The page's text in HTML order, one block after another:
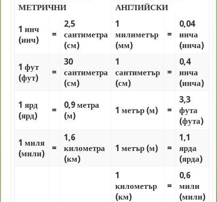
МЕТРИЧНИ
АНГЛИЙСКИ
1 инч
(инч)
=
2,5
сантиметра
(см)
1
милиметър
(мм)
=
0,04
инча
(инча)
1 фут
(фут)
=
30
сантиметра
(см)
1
сантиметър
(см)
=
0,4
инча
(инча)
1 ярд
(ярд)
=
0,9 метра
(м)
1 метър (м) =
3,3
фута
(фута)
1 миля
(мили)
=
1,6
километра
(км)
1 метър (м) =
1,1
ярда
(ярда)
1
километър
(км)
=
0,6
мили
(мили)